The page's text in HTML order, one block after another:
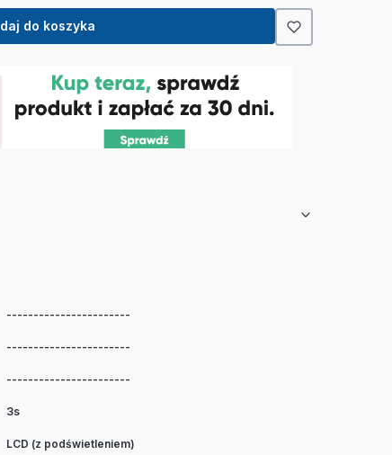
do koszyka
-----------------------
-----------------------
-----------------------
3s
LCD (z podświetleniem)